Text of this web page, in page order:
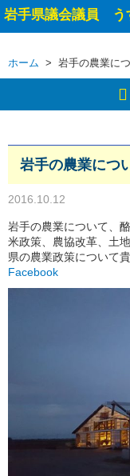
岩手県議会議員 う
ホーム > 岩手の農業につ
岩手の農業につ
2016.10.12
岩手の農業について、
米政策、農協改革、土
県の農業政策について
Facebook